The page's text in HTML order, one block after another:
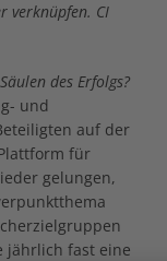
verknüpfen. CI
des Erfolgs?
und
auf der
für
gelungen,
jährlich fast eine